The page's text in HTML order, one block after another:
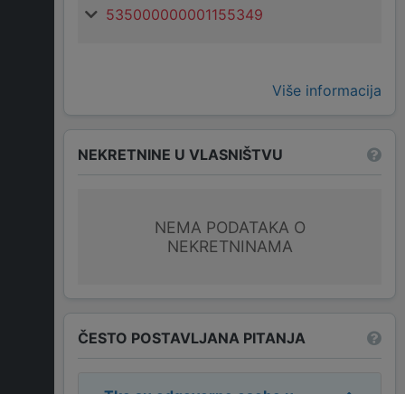
535000000001155349
Više informacija
NEKRETNINE U VLASNIŠTVU
NEMA PODATAKA O
NEKRETNINAMA
ČESTO POSTAVLJANA PITANJA